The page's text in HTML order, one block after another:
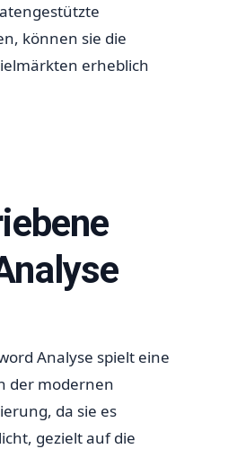
können sie die
erheblich
Analyse spielt eine
der modernen
da sie es
gezielt auf die